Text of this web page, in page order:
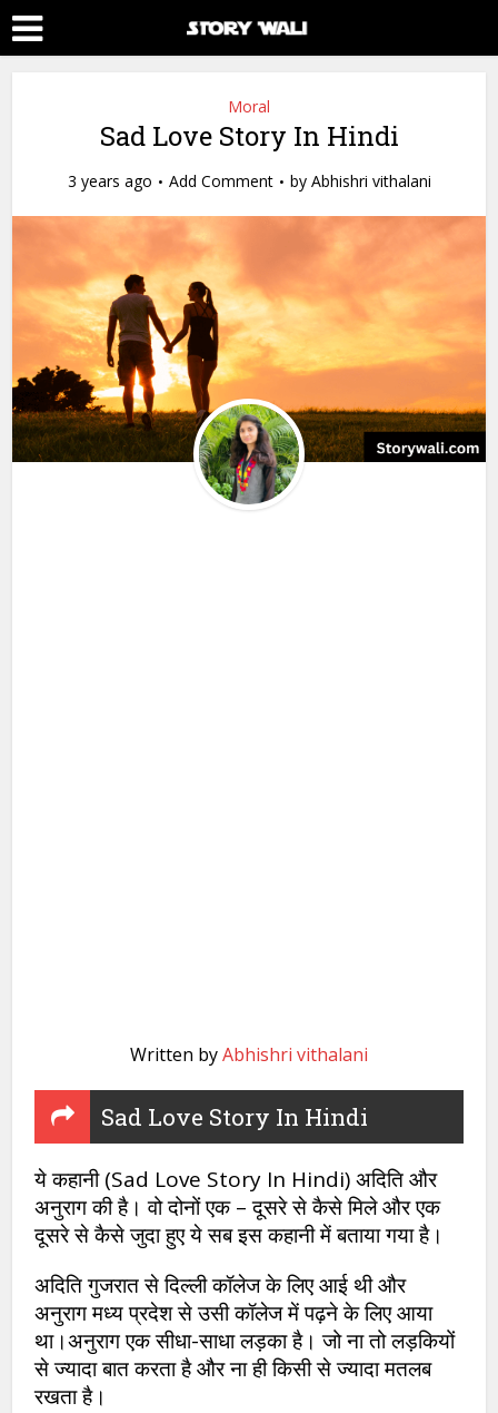
Moral
Sad Love Story In Hindi
3 years ago Add Comment by Abhishri vithalani
Written byAbhishri vithalani
Sad Love Story In Hindi
ये कहानी (Sad Love Story In Hindi) अदिति और
अनुराग की है। वो दोनों एक – दूसरे से कैसे मिले और एक
दूसरे से कैसे जुदा हुए ये सब इस कहानी में बताया गया है।
अदिति गुजरात से दिल्ली कॉलेज के लिए आई थी और
अनुराग मध्य प्रदेश से उसी कॉलेज में पढ़ने के लिए आया
था।अनुराग एक सीधा-साधा लड़का है। जो ना तो लड़कियों
से ज्यादा बात करता है और ना ही किसी से ज्यादा मतलब
रखता है।